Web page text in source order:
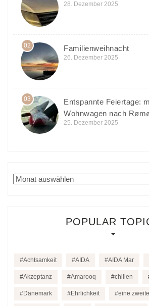
28. Dezember 2025
02 Familienweihnacht
26. Dezember 2025
03
Entspannte Feiertage:
Wohnwagen nach
25. Dezember 2025
Archiv
POPULAR
Achtsamkeit AIDA AIDA Mar
Akzeptanz Amarooq chillen
Dänemark Ehrlichkeit eine